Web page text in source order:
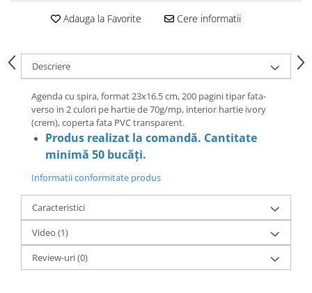
Adauga la Favorite Cere informatii
Descriere
Agenda cu spira, format 23x16.5 cm, 200 pagini tipar fata-
verso in 2 culori pe hartie de 70g/mp, interior hartie ivory
(crem), coperta fata PVC transparent.
Produs realizat la comandă. Cantitate
minimă 50 bucăți.
Informatii conformitate produs
Caracteristici
Video (1)
Review-uri(0)